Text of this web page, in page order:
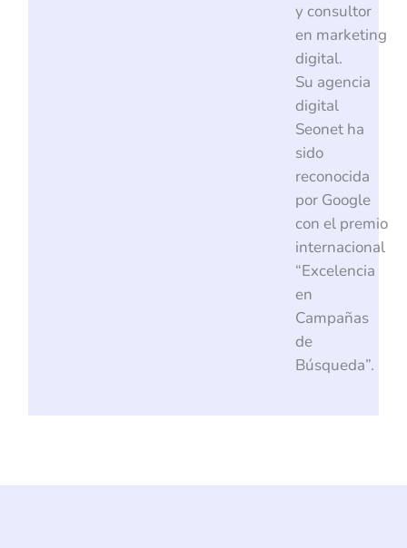
y consultor
en marketing
digital.
Su agencia
digital
Seonet ha
sido
reconocida
por Google
con el premio
internacional
“Excelencia
en
Campañas
de
Búsqueda”.